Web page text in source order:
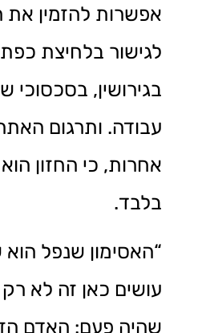
אפשרות להזמין את
לגישור בלחיצת
בגירושין, בסכסוכי
עבודה. ותרגום
אחרות, כי החזון
בלבד.
“האסימון שנפל
עושים כאן זה לא
שהיה פעם: האדם